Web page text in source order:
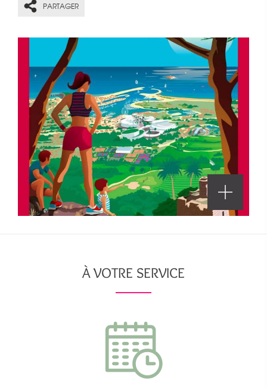
PARTAGER
À VOTRE SERVICE